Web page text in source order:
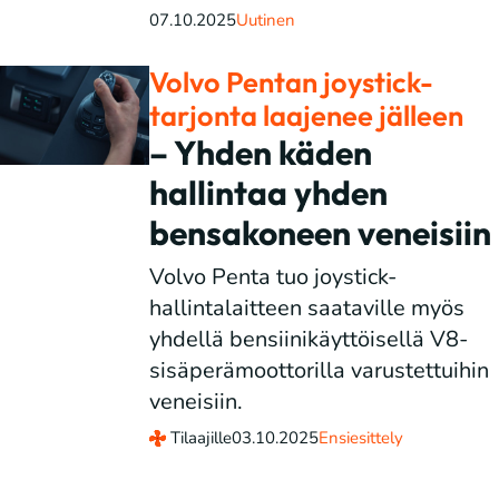
07.10.2025Uutinen
Volvo Pentan joystick-
tarjonta laajenee jälleen
– Yhden käden
hallintaa yhden
bensakoneen veneisiin
Volvo Penta tuo joystick-
hallintalaitteen saataville myös
yhdellä bensiinikäyttöisellä V8-
sisäperämoottorilla varustettuihin
veneisiin.
Tilaajille03.10.2025Ensiesittely